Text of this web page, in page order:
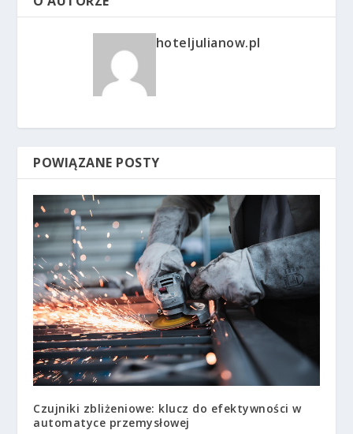
hoteljulianow.pl
POWIĄZANE POSTY
Czujniki zbliżeniowe: klucz do efektywności w
automatyce przemysłowej